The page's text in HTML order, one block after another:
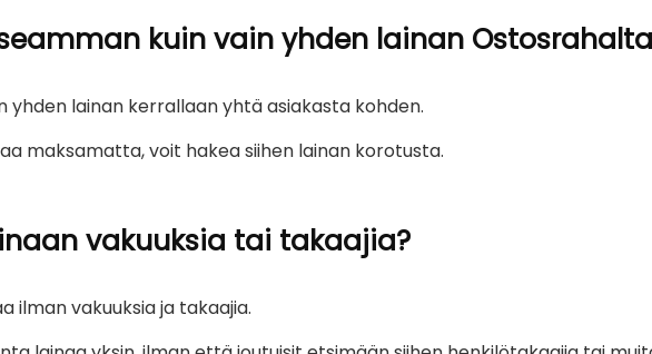
kuin vain yhden lainan
yhden lainan kerrallaan yhtä asiakasta kohden.
maksamatta, voit hakea siihen lainan korotusta.
vakuuksia tai takaajia?
ilman vakuuksia ja takaajia.